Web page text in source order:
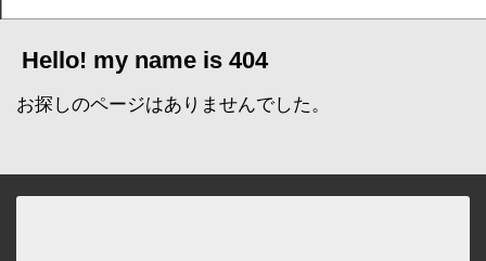
Hello! my name is 404
お探しのページはありませんでした。